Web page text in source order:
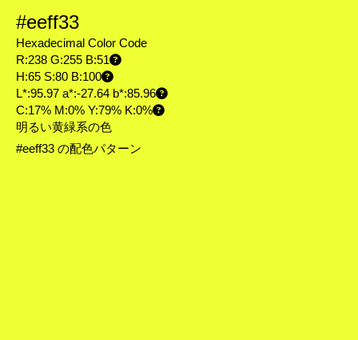
#eeff33
Hexadecimal Color Code
R:238 G:255 B:51
H:65 S:80 B:100
L*:95.97 a*:-27.64 b*:85.96
C:17% M:0% Y:79% K:0%
明るい黄緑系の色
#eeff33 の配色パターン